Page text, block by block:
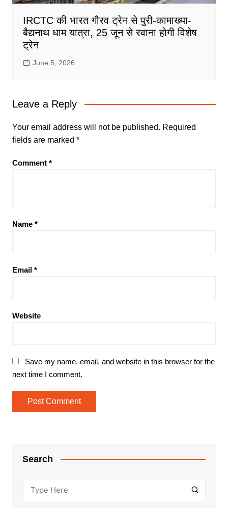
IRCTC की भारत गौरव ट्रेन से पुरी-कामाख्या-
बैद्यनाथ धाम यात्रा, 25 जून से रवाना होगी विशेष
ट्रेन
June 5, 2026
Leave a Reply
Your email address will not be published. Required
fields are marked *
Comment *
Name *
Email *
Website
Save my name, email, and website in this browser for the
next time I comment.
Search